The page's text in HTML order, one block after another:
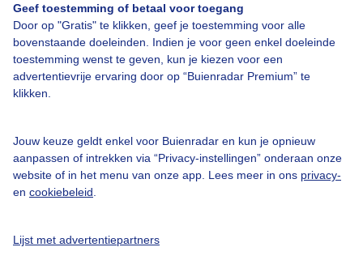
Geef toestemming of betaal voor toegang
Door op "Gratis" te klikken, geef je toestemming voor alle
bovenstaande doeleinden. Indien je voor geen enkel doeleinde
toestemming wenst te geven, kun je kiezen voor een
advertentievrije ervaring door op “Buienradar Premium” te
klikken.
Jouw keuze geldt enkel voor Buienradar en kun je opnieuw
aanpassen of intrekken via “Privacy-instellingen” onderaan onze
website of in het menu van onze app. Lees meer in ons privacy-
en cookiebeleid
Lijst met advertentiepartners
Contact
Toegankelijkheid
Gebruikersvoorwaarden
Adverteren
Privacy beleid
Cookie beleid